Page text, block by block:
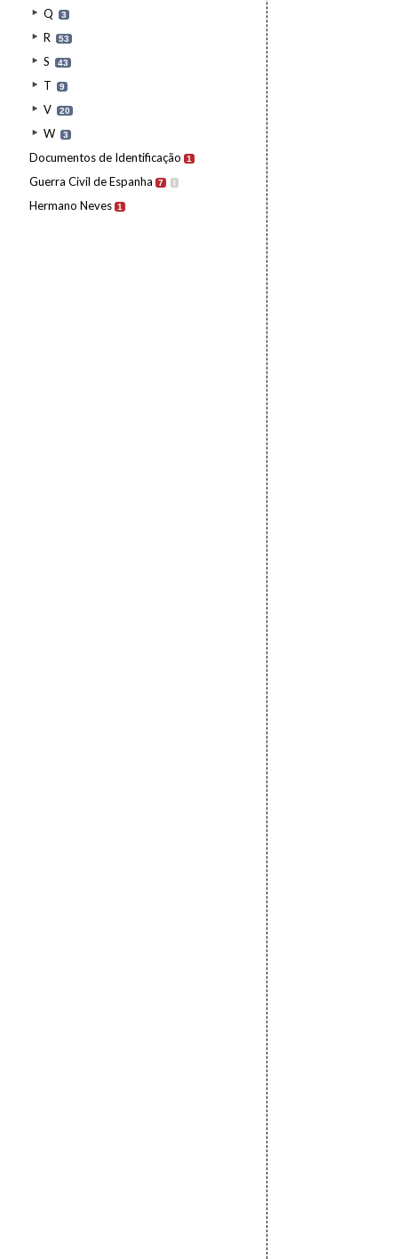
Q 3
R 53
S 43
T 9
V 20
W 3
Documentos de Identificação 1
Guerra Civil de Espanha 7 I
Hermano Neves 1